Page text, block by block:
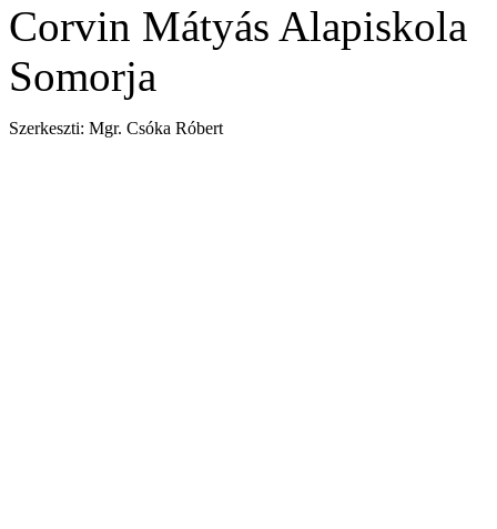
Corvin Mátyás Alapiskola
Somorja
Szerkeszti: Mgr. Csóka Róbert